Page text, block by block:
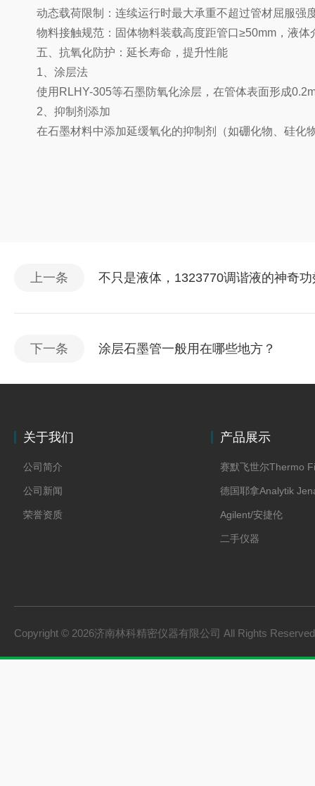
动态载荷限制：连续运行时最大承重不超过管材屈服强
物料接触规范：固体物料装载高度距管口≥50mm，液体
五、抗氧化防护：延长寿命，提升性能
1、涂层法
使用RLHY-305等石墨防氧化涂层，在管体表面形成
2、抑制剂添加
在石墨材料中添加延缓氧化的抑制剂（如硼化物、硅化
上一条 不只是液体，1323770调谐液的神奇
下一条 涂层石墨管一般用在哪些地方？
关于我们
公司简介
公司新闻
荣誉资质
产品展示
赛默飞世尔Thermo
德国耶拿Analytik
Agilent/安捷伦
二手仪器
Copyright © 2026济南林科精密仪器有限公司 All Rights